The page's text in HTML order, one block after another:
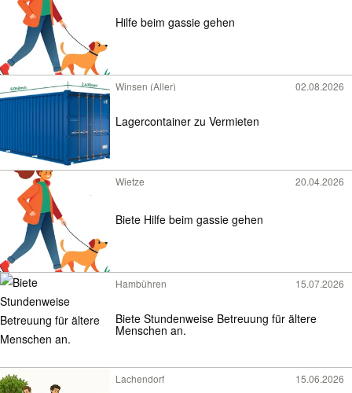
Hilfe beim gassie gehen
Winsen (Aller) 02.08.2026
Lagercontainer zu Vermieten
Wietze 20.04.2026
Biete Hilfe beim gassie gehen
Hambühren 15.07.2026
Biete Stundenweise Betreuung für ältere
Menschen an.
Lachendorf 15.06.2026